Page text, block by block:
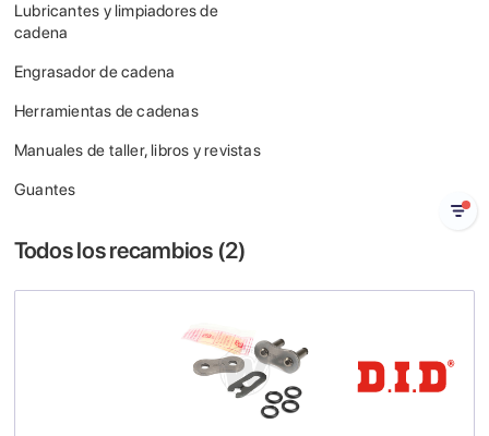
Lubricantes y limpiadores de
cadena
Engrasador de cadena
Herramientas de cadenas
Manuales de taller, libros y revistas
Guantes
Todos los recambios (2)